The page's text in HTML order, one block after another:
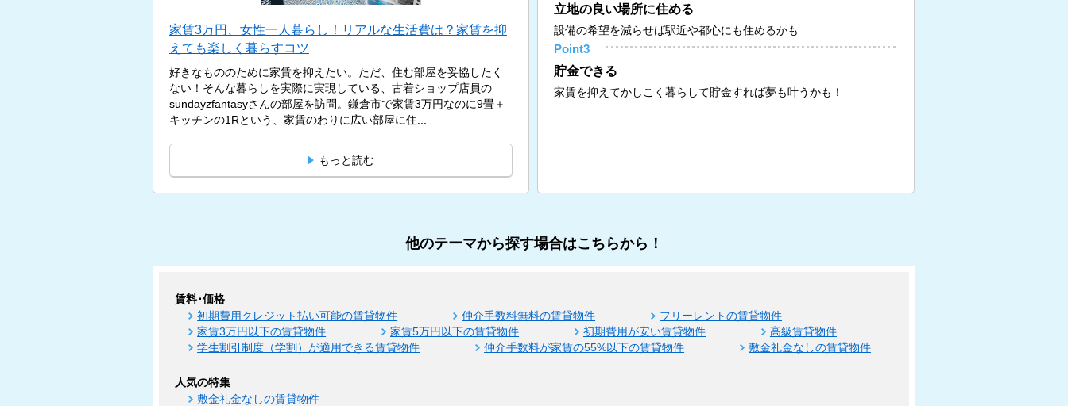
家賃3万円、女性一人暮らし！リアルな生活費は？家賃を抑
えても楽しく暮らすコツ
好きなもののために家賃を抑えたい。ただ、住む部屋を妥協したく
ない！そんな暮らしを実際に実現している、古着ショップ店員の
sundayzfantasyさんの部屋を訪問。鎌倉市で家賃3万円なのに9畳＋
キッチンの1Rという、家賃のわりに広い部屋に住...
もっと読む
立地の良い場所に住める
設備の希望を減らせば駅近や都心にも住めるかも
Point3
貯金できる
家賃を抑えてかしこく暮らして貯金すれば夢も叶うかも！
他のテーマから探す場合はこちらから！
賃料･価格
初期費用クレジット払い可能の賃貸物件 仲介手数料無料の賃貸物件
フリーレントの賃貸物件
家賃3万円以下の賃貸物件
家賃5万円以下の賃貸物件 初期費用が安い賃貸物件
高級賃貸物件
学生割引制度（学割）が適用できる賃貸物件
仲介手数料が家賃の55%以下の賃貸物件 敷金礼金なしの賃貸物件
人気の特集
敷金礼金なしの賃貸物件